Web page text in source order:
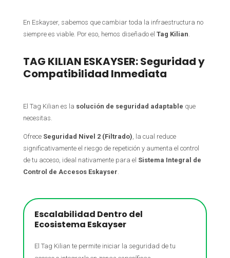
En Eskayser, sabemos que cambiar toda la infraestructura no
siempre es viable. Por eso, hemos diseñado el Tag Kilian.
TAG KILIAN ESKAYSER: Seguridad y
Compatibilidad Inmediata
El Tag Kilian es la solución de seguridad adaptable que
necesitas.
Ofrece Seguridad Nivel 2 (Filtrado), la cual reduce
significativamente el riesgo de repetición y aumenta el control
de tu acceso, ideal nativamente para el Sistema Integral de
Control de Accesos Eskayser.
Escalabilidad Dentro del
Ecosistema Eskayser
El Tag Kilian te permite iniciar la seguridad de tu